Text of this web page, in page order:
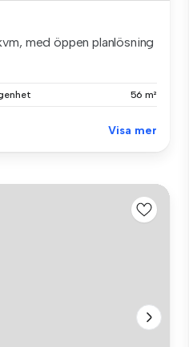
med öppen planlösning
56 m²
Visa mer